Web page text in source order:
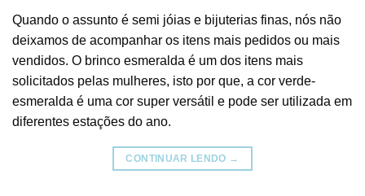
Quando o assunto é semi jóias e bijuterias finas, nós não
deixamos de acompanhar os itens mais pedidos ou mais
vendidos. O brinco esmeralda é um dos itens mais
solicitados pelas mulheres, isto por que, a cor verde-
esmeralda é uma cor super versátil e pode ser utilizada em
diferentes estações do ano.
CONTINUAR LENDO →